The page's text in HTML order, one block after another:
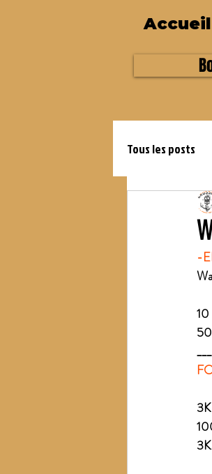
Accueil
Tous les posts
-